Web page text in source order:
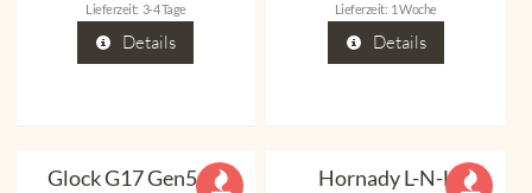
Lieferzeit: 3-4 Tage
Details
Lieferzeit: 1 Woche
Details
Glock G17 Gen5 FS
Hornady L-N-L